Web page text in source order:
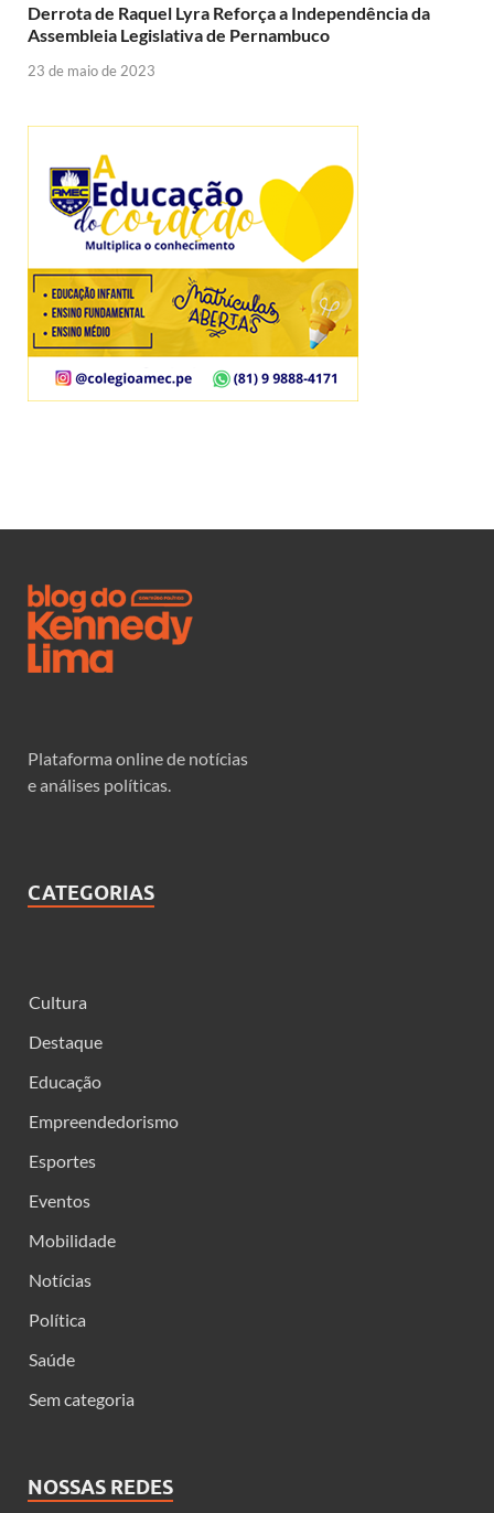
Derrota de Raquel Lyra Reforça a Independência da
Assembleia Legislativa de Pernambuco
23 de maio de 2023
Plataforma online de notícias
e análises políticas.
CATEGORIAS
Cultura
Destaque
Educação
Empreendedorismo
Esportes
Eventos
Mobilidade
Notícias
Política
Saúde
Sem categoria
NOSSAS REDES